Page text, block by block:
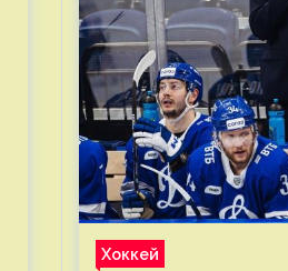
Хоккей